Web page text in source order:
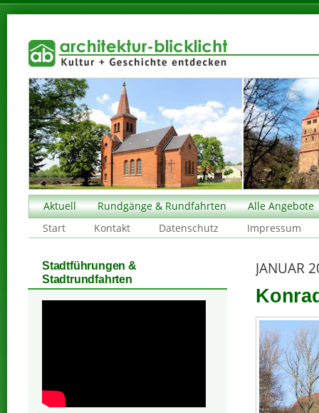
Aktuell Rundgänge & Rundfahrten
Alle Angebote
Start
Kontakt Datenschutz Impressum
JANUAR
Stadtführungen &
Stadtrundfahrten